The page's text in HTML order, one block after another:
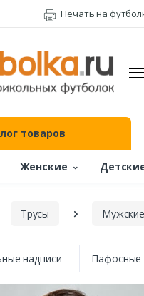
Печать на
товаров
Женские
Трусы Мужские
надписи Пафосные